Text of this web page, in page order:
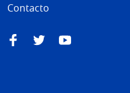
Contacto
FacebookTwitterYouTube